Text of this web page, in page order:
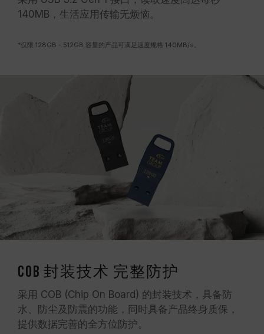
140MB，生活应用传输无烦恼。
*仅限 128GB - 512GB 容量的产品可满足速度规格 140MB/s。
COB 封装技术 完整防护
采用 COB (Chip On Board) 的封装技术，具备防
水、防尘及防震的功能，同时具备产品终身质保，
提供数据完善的全方位防护。